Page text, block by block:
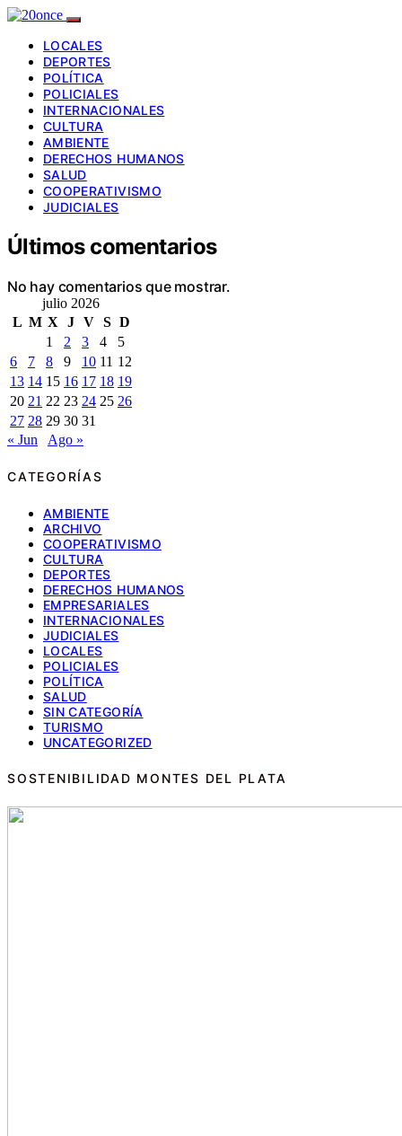
LOCALES
DEPORTES
POLÍTICA
POLICIALES
INTERNACIONALES
CULTURA
AMBIENTE
DERECHOS HUMANOS
SALUD
COOPERATIVISMO
JUDICIALES
Últimos comentarios
No hay comentarios que mostrar.
julio 2026
L M X J V S D
1
2 3 4
5
6
7 8 9 10 11 12
13 14 15 16 17 18 19
20 21 22 23 24 25 26
27 28 29 30 31
« Jun
Ago »
CATEGORÍAS
AMBIENTE
ARCHIVO
COOPERATIVISMO
CULTURA
DEPORTES
DERECHOS HUMANOS
EMPRESARIALES
INTERNACIONALES
JUDICIALES
LOCALES
POLICIALES
POLÍTICA
SALUD
SIN CATEGORÍA
TURISMO
UNCATEGORIZED
SOSTENIBILIDAD MONTES DEL PLATA